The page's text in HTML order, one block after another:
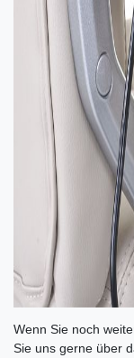
Wenn Sie noch
Sie uns gerne über